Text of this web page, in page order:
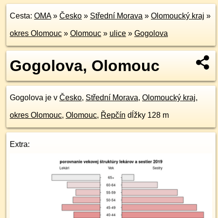
Cesta: OMA» Česko » Střední Morava » Olomoucký kraj »
okres Olomouc » Olomouc » ulice » Gogolova
Gogolova, Olomouc
Gogolova je v Česko, Střední Morava, Olomoucký kraj,
okres Olomouc, Olomouc, Řepčín dĺžky 128 m
Extra: